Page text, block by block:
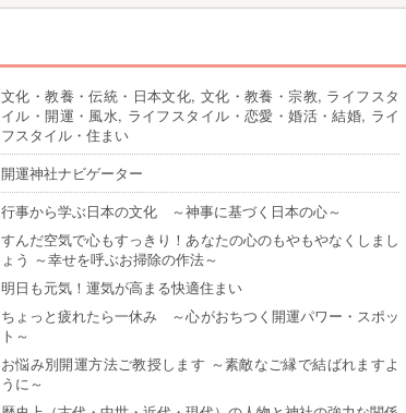
文化・教養・伝統・日本文化, 文化・教養・宗教, ライフスタ
イル・開運・風水, ライフスタイル・恋愛・婚活・結婚, ライ
フスタイル・住まい
開運神社ナビゲーター
行事から学ぶ日本の文化 ～神事に基づく日本の心～
すんだ空気で心もすっきり！あなたの心のもやもやなくしまし
ょう ～幸せを呼ぶお掃除の作法～
明日も元気！運気が高まる快適住まい
ちょっと疲れたら一休み ～心がおちつく開運パワー・スポッ
ト～
お悩み別開運方法ご教授します ～素敵なご縁で結ばれますよ
うに～